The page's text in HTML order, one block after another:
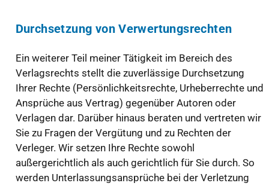
Durchsetzung von Verwertungsrechten
Ein weiterer Teil meiner Tätigkeit im Bereich des
Verlagsrechts stellt die zuverlässige Durchsetzung
Ihrer Rechte (Persönlichkeitsrechte, Urheberrechte und
Ansprüche aus Vertrag) gegenüber Autoren oder
Verlagen dar. Darüber hinaus beraten und vertreten wir
Sie zu Fragen der Vergütung und zu Rechten der
Verleger. Wir setzen Ihre Rechte sowohl
außergerichtlich als auch gerichtlich für Sie durch. So
werden Unterlassungsansprüche bei der Verletzung